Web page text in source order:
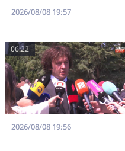
2026/08/08 19:57
06:22
2026/08/08 19:56